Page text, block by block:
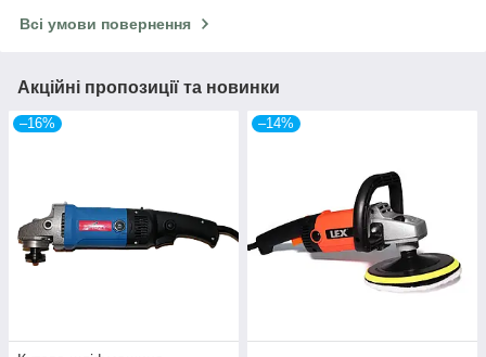
Всі умови повернення
Акційні пропозиції та новинки
–16% –14%